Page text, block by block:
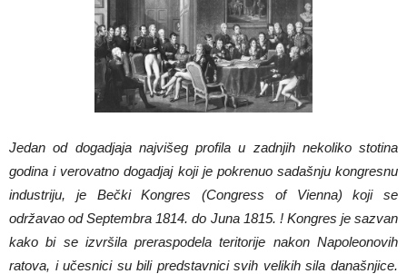
Jedan od dogadjaja najvišeg profila u zadnjih nekoliko stotina
godina i verovatno dogadjaj koji je pokrenuo sadašnju kongresnu
industriju, je Bečki Kongres (Congress of Vienna) koji se
održavao od Septembra 1814. do Juna 1815. ! Kongres je sazvan
kako bi se izvršila preraspodela teritorije nakon Napoleonovih
ratova, i učesnici su bili predstavnici svih velikih sila današnjice.